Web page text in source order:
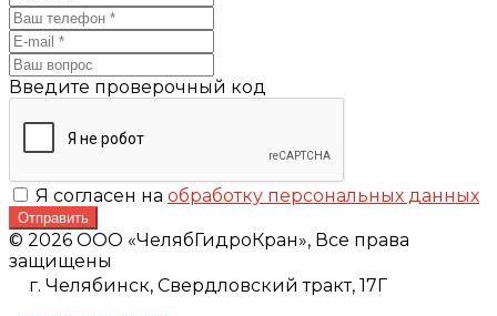
Введите проверочный код
Я согласен на обработку персональных данных
Отправить
© 2026 ООО «ЧелябГидроКран», Все права
защищены
г. Челябинск, Свердловский тракт, 17Г